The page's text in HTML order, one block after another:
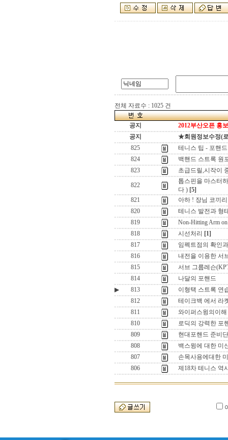
전체 자료수 : 1025 건
공지
2012부산오픈 홍
공지
★회원정보수정(
825
테니스 팁 - 포핸드
824
백핸드 스트록 원
823
초급드릴,시작이
822
톱스핀을 마스터
다 ) [5]
821
아하 ! 장님 코끼
820
테니스 발전과 형
819
Non-Hitting Arm on
818
시선처리
[1]
817
임펙트점의 확인
816
내전을 이용한 서
815
서브 그룹레슨
814
나달의 포핸드
▶
813
이형택 스트록 연
812
테이크백 에서 라
811
와이퍼스윙의이
810
로딕의 강력한 포
809
현대포핸드 준비
808
백스윙에 대한 미
807
손목사용에대한
806
제18차 테니스 역